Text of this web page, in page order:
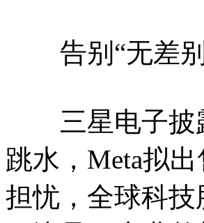
告别“无差别
三星电子披露
跳水，Meta拟
担忧，全球科技